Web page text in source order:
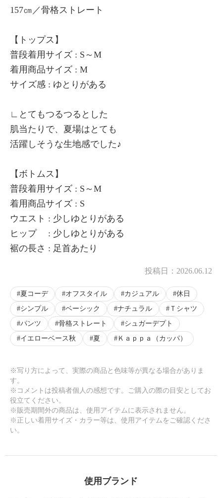
157㎝／骨格ストレート
【トップス】
普段着用サイズ : S～M
着用商品サイズ : M
サイズ感 : ゆとりがある
∟とてもつるつるとした
肌当たりで、夏場はとても
活躍しそうな生地感でした♪
【ボトムス】
普段着用サイズ : S～M
着用商品サイズ : S
ウエスト : 少しゆとりがある
ヒップ : 少しゆとりがある
裾の長さ : 足首あたり
投稿日： 2026.06.12
夏コーデ オフスタイル カジュアル
休日
シンプル
ベーシック ナチュラル
Ｔシャツ
パンツ
骨格ストレート
シュガーデプト
イエローベース秋
夏 Ｋａｐｐａ（カッパ）
※写り方によって、実際の商品と色味等が異なる場合がありま
す。
※コメントは投稿者個人の感想です。ご購入の際の目安としてお
役立てください。
※販売期間外の商品は、使用アイテムに表示されません。
※正しい着用サイズ・カラー等は、使用アイテムをご確認くださ
い。
使用ブランド